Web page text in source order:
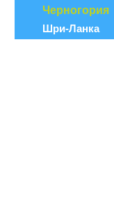
Черногория
Шри-Ланка